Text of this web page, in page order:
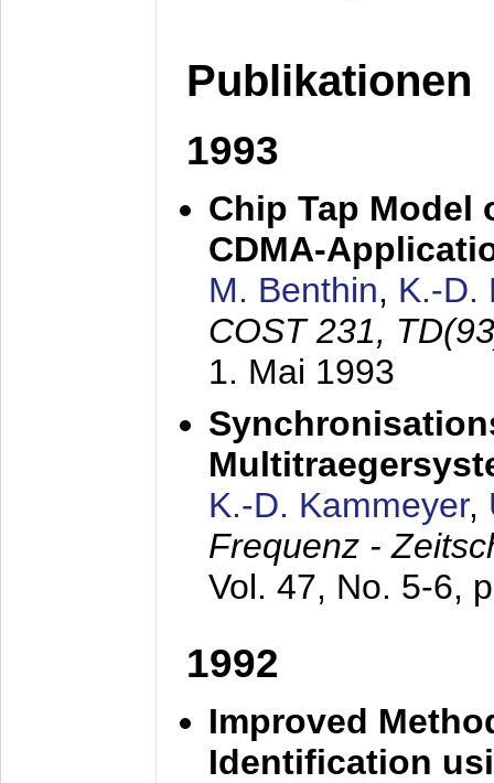
Publikationen
1993
Chip Tap Model
CDMA-
M. Benthin, K.-D.
COST 231,
1. Mai 1993
K.-D. Kammeyer,
Frequenz -
Vol. 47, No. 5-6,
1992
Improved
Identification